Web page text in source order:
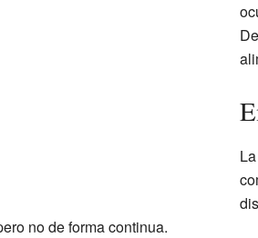
no de forma continua.